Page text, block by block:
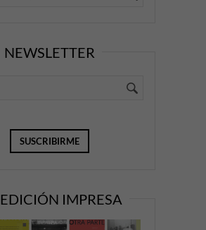
NEWSLETTER
EDICIÓN IMPRESA